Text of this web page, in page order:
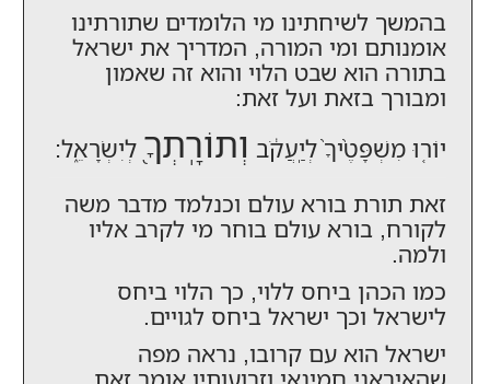
בהמשך לשיחתינו מי הלומדים שתורתינו
אומנותם ומי המורה, המדריך את ישראל
בתורה הוא שבט הלוי והוא זה שאמון
ומבורך בזאת ועל זאת:
יוֹר֤וּ מִשְׁפָּטֶ֨יךָ֙ לְיַֽעֲקֹ֔ב וְתוֹרָֽתְךָ֖ לְיִשְׂרָאֵ֑ל:
זאת תורת בורא עולם וכנלמד מדבר משה
לקורח, בורא עולם בוחר מי לקרב אליו
ולמה.
כמו הכהן ביחס ללוי, כך הלוי ביחס
לישראל וכך ישראל ביחס לגויים.
ישראל הוא עם קרובו, נראה מפה